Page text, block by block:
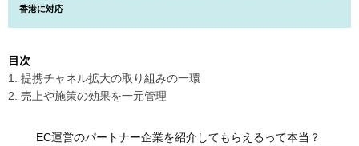
香港に対応
目次
1. 提携チャネル拡大の取り組みの一環
2. 売上や施策の効果を一元管理
EC運営のパートナー企業を紹介してもらえるって本当？